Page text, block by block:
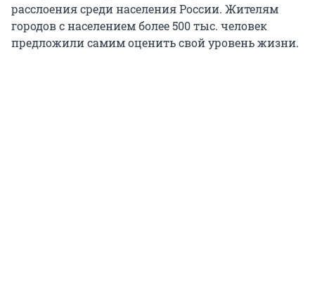
расслоения среди населения России. Жителям
городов с населением более 500 тыс. человек
предложили самим оценить свой уровень жизни.